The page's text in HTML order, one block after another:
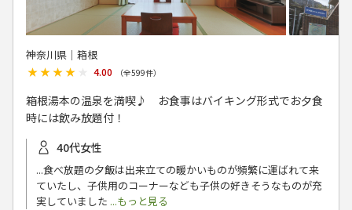
神奈川県│箱根
★★★★★
★★★★★ 4.00 （全599件）
箱根湯本の温泉を満喫♪ お食事はバイキング形式でお夕食
時には飲み放題付！
40代女性
...食べ放題の夕飯は出来立ての暖かいものが頻繁に運ばれて来
ていたし、子供用のコーナーなども子供の好きそうなものが充
実していました ...もっと見る